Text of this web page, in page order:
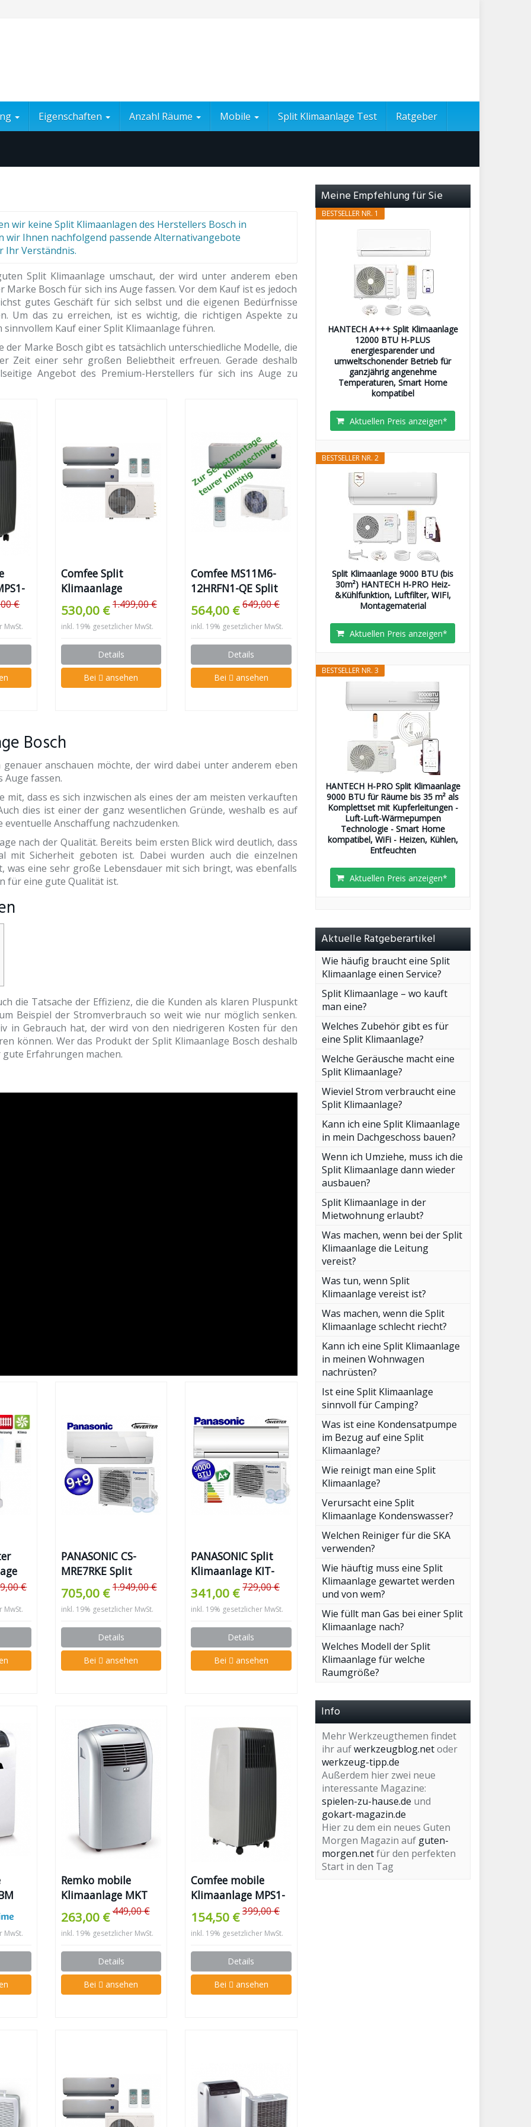
Eigenschaften Anzahl Räume Mobile Split Klimaanlage Test Ratgeber
wir keine Split Klimaanlagen des Herstellers Bosch in
wir Ihnen nachfolgend passende Alternativangebote
Ihr Verständnis.
Split Klimaanlage umschaut, der wird unter anderem eben
Marke Bosch für sich ins Auge fassen. Vor dem Kauf ist es jedoch
gutes Geschäft für sich selbst und die eigenen Bedürfnisse
Um das zu erreichen, ist es wichtig, die richtigen Aspekte zu
sinnvollem Kauf einer Split Klimaanlage führen.
der Marke Bosch gibt es tatsächlich unterschiedliche Modelle, die
Zeit einer sehr großen Beliebtheit erfreuen. Gerade deshalb
Angebot des Premium-Herstellers für sich ins Auge zu
€
MwSt.
Comfee Split
Klimaanlage
MS11M6-18HRFN1
530,00 €1.499,00 €
inkl. 19% gesetzlicher MwSt.
Details
Bei ansehen
Comfee MS11M6-
12HRFN1-QE Split
Klimaanlage
564,00 €649,00 €
inkl. 19% gesetzlicher MwSt.
Details
Bei ansehen
Bosch
anschauen möchte, der wird dabei unter anderem eben
Auge fassen.
dass es sich inzwischen als eines der am meisten verkauften
dies ist einer der ganz wesentlichen Gründe, weshalb es auf
Anschaffung nachzudenken.
nach der Qualität. Bereits beim ersten Blick wird deutlich, dass
mit Sicherheit geboten ist. Dabei wurden auch die einzelnen
eine sehr große Lebensdauer mit sich bringt, was ebenfalls
für eine gute Qualität ist.
die Tatsache der Effizienz, die die Kunden als klaren Pluspunkt
Beispiel der Stromverbrauch so weit wie nur möglich senken.
in Gebrauch hat, der wird von den niedrigeren Kosten für den
können. Wer das Produkt der Split Klimaanlage Bosch deshalb
Erfahrungen machen.
€
MwSt.
PANASONIC CS-
MRE7RKE Split
Klimaanlage
705,00 €1.949,00 €
inkl. 19% gesetzlicher MwSt.
Details
Bei ansehen
PANASONIC Split
Klimaanlage KIT-
UE9-RKE
341,00 €729,00 €
inkl. 19% gesetzlicher MwSt.
Details
Bei ansehen
MwSt.
Remko mobile
Klimaanlage MKT
251S
263,00 €449,00 €
inkl. 19% gesetzlicher MwSt.
Details
Bei ansehen
Comfee mobile
Klimaanlage MPS1-
07CRN1-ERP
154,50 €399,00 €
inkl. 19% gesetzlicher MwSt.
Details
Bei ansehen
Meine Empfehlung für Sie
BESTSELLER NR. 1
HANTECH A+++ Split Klimaanlage
12000 BTU H-PLUS
energiesparender und
umweltschonender Betrieb für
ganzjährig angenehme
Temperaturen, Smart Home
kompatibel
Aktuellen Preis anzeigen*
BESTSELLER NR. 2
Split Klimaanlage 9000 BTU (bis
30m²) HANTECH H-PRO Heiz-
&Kühlfunktion, Luftfilter, WIFI,
Montagematerial
Aktuellen Preis anzeigen*
BESTSELLER NR. 3
HANTECH H-PRO Split Klimaanlage
9000 BTU für Räume bis 35 m² als
Komplettset mit Kupferleitungen -
Luft-Luft-Wärmepumpen
Technologie - Smart Home
kompatibel, WiFi - Heizen, Kühlen,
Entfeuchten
Aktuellen Preis anzeigen*
Aktuelle Ratgeberartikel
Wie häufig braucht eine Split
Klimaanlage einen Service?
Split Klimaanlage – wo kauft
man eine?
Welches Zubehör gibt es für
eine Split Klimaanlage?
Welche Geräusche macht eine
Split Klimaanlage?
Wieviel Strom verbraucht eine
Split Klimaanlage?
Kann ich eine Split Klimaanlage
in mein Dachgeschoss bauen?
Wenn ich Umziehe, muss ich die
Split Klimaanlage dann wieder
ausbauen?
Split Klimaanlage in der
Mietwohnung erlaubt?
Was machen, wenn bei der Split
Klimaanlage die Leitung
vereist?
Was tun, wenn Split
Klimaanlage vereist ist?
Was machen, wenn die Split
Klimaanlage schlecht riecht?
Kann ich eine Split Klimaanlage
in meinen Wohnwagen
nachrüsten?
Ist eine Split Klimaanlage
sinnvoll für Camping?
Was ist eine Kondensatpumpe
im Bezug auf eine Split
Klimaanlage?
Wie reinigt man eine Split
Klimaanlage?
Verursacht eine Split
Klimaanlage Kondenswasser?
Welchen Reiniger für die SKA
verwenden?
Wie häuftig muss eine Split
Klimaanlage gewartet werden
und von wem?
Wie füllt man Gas bei einer Split
Klimaanlage nach?
Welches Modell der Split
Klimaanlage für welche
Raumgröße?
Info
Mehr Werkzeugthemen findet
ihr aufwerkzeugblog.netoder
werkzeug-tipp.de
Außerdem hier zwei neue
interessante Magazine:
spielen-zu-hause.de und
gokart-magazin.de
Hier zu dem ein neues Guten
Morgen Magazin auf guten-
morgen.netfür den perfekten
Start in den Tag